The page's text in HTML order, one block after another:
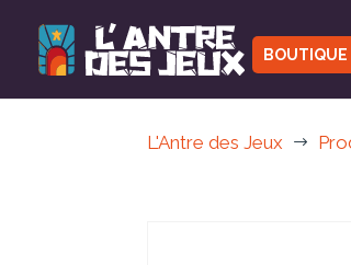
L'Antre des Jeux $